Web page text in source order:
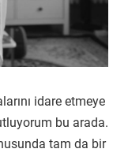
idare etmeye
bu arada.
tam da bir